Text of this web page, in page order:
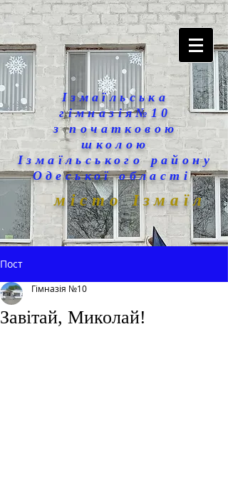
Ізмаїльська
гімназія№10
з початковою
школою
Ізмаїльського району
Одеської області
місто Ізмаїл
Пост
Завітай, Миколай!
Гімназія №10